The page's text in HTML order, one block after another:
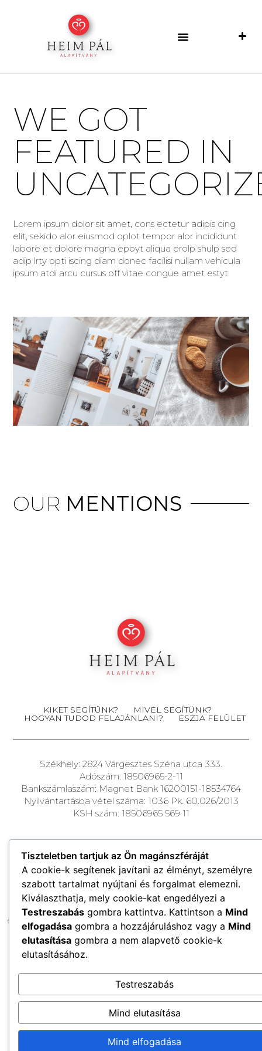
WE GOT
FEATURED IN
Lorem ipsum dolor sit amet, cons ectetur adipis cing
elit, sekido alor eiusmod oplot tempor alor incididunt
labore et dolore magna epoyt aliqua erolp shulp sed
adip lrty opti iscing diam donec facilisi nullam vehicula
ipsum atdi arcu cursus off vitae congue amet estyt.
OUR MENTIONS
KIKET SEGÍTÜNK? MIVEL SEGÍTÜNK?
HOGYAN TUDOD FELAJÁNLANI? ESZJA FELÜLET
Székhely: 2824 Várgesztes Széna utca 333.
Adószám: 18506965-2-11
Bankszámlaszám: Magnet Bank 16200151-18534764
Nyilvántartásba vétel száma: 1036 Pk. 60.026/2013
KSH szám: 18506965 569 11
Civil szervezetünk céljai közé tartozik a természetvédelem, a klímaváltozás, az
energiagazdálkodás és az egészségbiztonság globális társadalmi, gazdasági,
környezeti kihívásai és gyakorlati megoldásai, a digitális egészségipar és
egészségmegőrzés fejlesztése, az örökségvédelem, a vállalkozó szellemű fiatalok
támogatása, mentorálása, és még sok más.
Tiszteletben tartjuk az Ön magánszféráját
A cookie-k segítenek javítani az élményt, személyre
szabott tartalmat nyújtani és forgalmat elemezni.
Kiválaszthatja, mely cookie-kat engedélyezi a
Testreszabás gombra kattintva. Kattintson a Mind
elfogadása gombra a hozzájáruláshoz vagy a Mind
elutasítása gombra a nem alapvető cookie-k
elutasításához.
Testreszabás
Mind elutasítása
Mind elfogadása